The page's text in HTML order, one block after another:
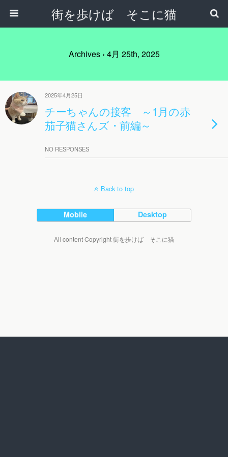
街を歩けば そこに猫
Archives › 4月 25th, 2025
2025年4月25日
チーちゃんの接客 ～1月の赤
茄子猫さんズ・前編～
NO RESPONSES
Back to top
Mobile Desktop
All content Copyright 街を歩けば そこに猫